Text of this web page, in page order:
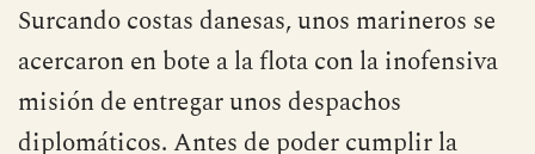
Surcando costas danesas, unos marineros se
acercaron en bote a la flota con la inofensiva
misión de entregar unos despachos
diplomáticos. Antes de poder cumplir la